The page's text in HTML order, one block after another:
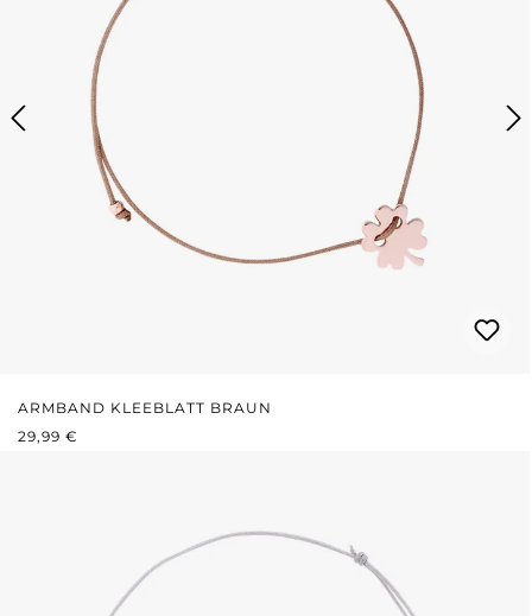
ARMBAND KLEEBLATT BRAUN
REGULÄRER PREIS:
29,99 €